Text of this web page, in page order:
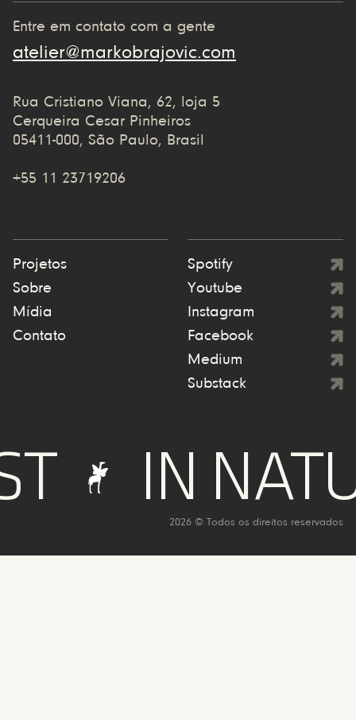
Entre em contato com a gente
atelier@markobrajovic.com
Rua Cristiano Viana, 62, loja 5
Cerqueira Cesar Pinheiros
05411-000, São Paulo, Brasil
+55 11 23719206
Projetos
Sobre
Mídia
Contato
Spotify
Youtube
Instagram
Facebook
Medium
Substack
IN
2026 © Todos os direitos reservados